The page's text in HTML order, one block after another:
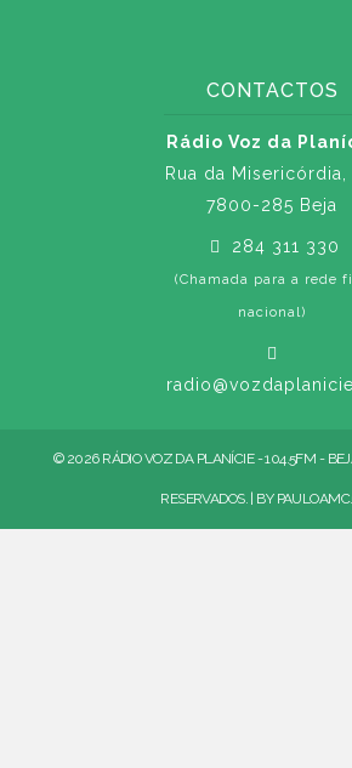
CONTACTOS
Rádio Voz da
Rua da Misericórdia,
7800-285 Beja
284 311 330
(Chamada para a rede
nacional)
© 2026 RÁDIO VOZ DA PLANÍCIE - 104.5FM -
RESERVADOS. | BY